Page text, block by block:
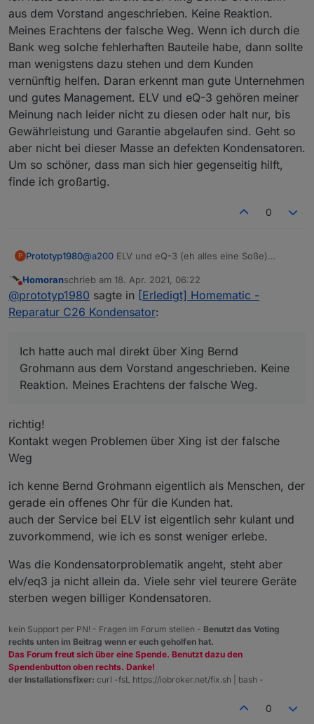
Du halbierst deren Umsätze! ;-)
aus dem Vorstand angeschrieben. Keine Reaktion.
Meines Erachtens der falsche Weg. Wenn ich durch die
Bank weg solche fehlerhaften Bauteile habe, dann sollte
man wenigstens dazu stehen und dem Kunden
vernünftig helfen. Daran erkennt man gute Unternehmen
und gutes Management. ELV und eQ-3 gehören meiner
Meinung nach leider nicht zu diesen oder halt nur, bis
Gewährleistung und Garantie abgelaufen sind. Geht so
aber nicht bei dieser Masse an defekten Kondensatoren.
Um so schöner, dass man sich hier gegenseitig hilft,
finde ich großartig.
0
P Prototyp1980@a200 ELV und eQ-3 (eh alles eine Soße)
Probleme nicht zu scheren. Ich hatte auch mal
direkt über Xing Bernd Grohmann aus dem
Vorstand angeschrieben. Keine Reaktion. Meines
dann sollte man wenigstens dazu stehen und
dem Kunden vernünftig helfen. Daran erkennt
man gute Unternehmen und gutes Management.
ELV und eQ-3 gehören meiner Meinung nach
Kondensatoren. Um so schöner, dass man sich
Nicht stören
Homoranschrieb am 18. Apr. 2021, 06:22
zuletzt editiert von
@prototyp1980 sagte in [Erledigt] Homematic -
Reparatur C26 Kondensator:
Ich hatte auch mal direkt über Xing Bernd
Grohmann aus dem Vorstand angeschrieben. Keine
Reaktion. Meines Erachtens der falsche Weg.
richtig!
Kontakt wegen Problemen über Xing ist der falsche
Weg
ich kenne Bernd Grohmann eigentlich als Menschen, der
gerade ein offenes Ohr für die Kunden hat.
auch der Service bei ELV ist eigentlich sehr kulant und
zuvorkommend, wie ich es sonst weniger erlebe.
Was die Kondensatorproblematik angeht, steht aber
elv/eq3 ja nicht allein da. Viele sehr viel teurere Geräte
sterben wegen billiger Kondensatoren.
kein Support per PN! - Fragen im Forum stellen - Benutzt das Voting
rechts unten im Beitrag wenn er euch geholfen hat.
Das Forum freut sich über eine Spende. Benutzt dazu den
Spendenbutton oben rechts. Danke!
der Installationsfixer: curl -fsL https://iobroker.net/fix.sh | bash -
0